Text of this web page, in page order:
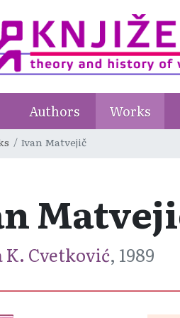
Authors Works
Ivan Matvejič
K. Cvetković, 1989